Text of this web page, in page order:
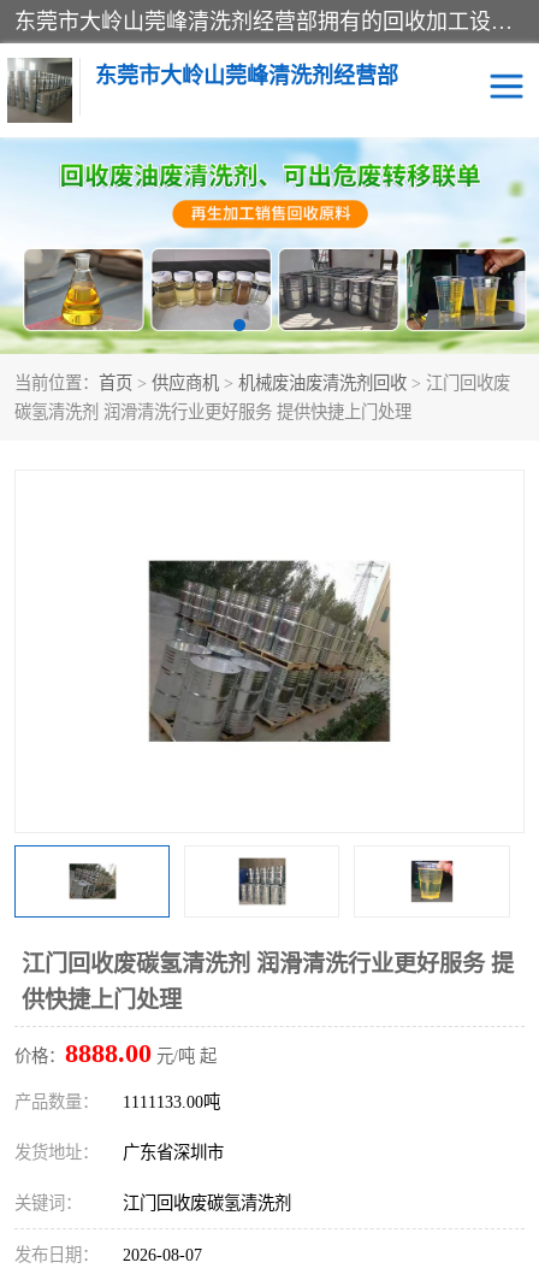
东莞市大岭山莞峰清洗剂经营部拥有的回收加工设备，大量废油回收、废清洗剂回收、废溶剂油回收、机械废油废清洗剂回收、废碳氢回收、碳氢液压油回收、碳氢二氯回收等废清洗剂处理；我们只是提供废旧化工原料的循环使用存放点，执行正规的存放，有正规的回收资质处理。同时我们公司批发零售回收级清洗剂，脱模油再生基础油，质量保证。
东莞市大岭山莞峰清洗剂经营部
当前位置： 首页 > 供应商机 > 机械废油废清洗剂回收 > 江门回收废
碳氢清洗剂 润滑清洗行业更好服务 提供快捷上门处理
江门回收废碳氢清洗剂 润滑清洗行业更好服务 提
供快捷上门处理
价格： 8888.00 元/吨 起
产品数量： 1111133.00吨
发货地址： 广东省深圳市
关键词： 江门回收废碳氢清洗剂
发布日期： 2026-08-07
废清洗剂回收
废溶剂油回收 机械废油废清洗剂回收
废碳氢回收 碳氢液压油回收
碳氢二氯回收 回收废三四氯乙烯
回收废清洗剂 上门回收废清洗剂